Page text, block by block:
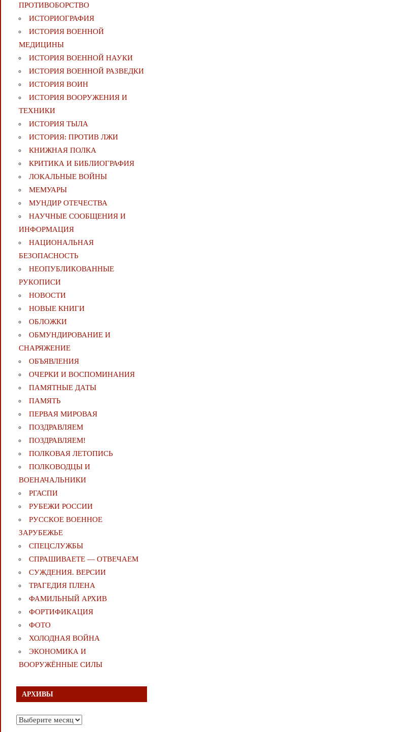
ПРОТИВОБОРСТВО
ИСТОРИОГРАФИЯ
ИСТОРИЯ ВОЕННОЙ
МЕДИЦИНЫ
ИСТОРИЯ ВОЕННОЙ НАУКИ
ИСТОРИЯ ВОЕННОЙ РАЗВЕДКИ
ИСТОРИЯ ВОИН
ИСТОРИЯ ВООРУЖЕНИЯ И
ТЕХНИКИ
ИСТОРИЯ ТЫЛА
ИСТОРИЯ: ПРОТИВ ЛЖИ
КНИЖНАЯ ПОЛКА
КРИТИКА И БИБЛИОГРАФИЯ
ЛОКАЛЬНЫЕ ВОЙНЫ
МЕМУАРЫ
МУНДИР ОТЕЧЕСТВА
НАУЧНЫЕ СООБЩЕНИЯ И
ИНФОРМАЦИЯ
НАЦИОНАЛЬНАЯ
БЕЗОПАСНОСТЬ
НЕОПУБЛИКОВАННЫЕ
РУКОПИСИ
НОВОСТИ
НОВЫЕ КНИГИ
ОБЛОЖКИ
ОБМУНДИРОВАНИЕ И
СНАРЯЖЕНИЕ
ОБЪЯВЛЕНИЯ
ОЧЕРКИ И ВОСПОМИНАНИЯ
ПАМЯТНЫЕ ДАТЫ
ПАМЯТЬ
ПЕРВАЯ МИРОВАЯ
ПОЗДРАВЛЯЕМ
ПОЗДРАВЛЯЕМ!
ПОЛКОВАЯ ЛЕТОПИСЬ
ПОЛКОВОДЦЫ И
ВОЕНАЧАЛЬНИКИ
РГАСПИ
РУБЕЖИ РОССИИ
РУССКОЕ ВОЕННОЕ
ЗАРУБЕЖЬЕ
СПЕЦСЛУЖБЫ
СПРАШИВАЕТЕ — ОТВЕЧАЕМ
СУЖДЕНИЯ. ВЕРСИИ
ТРАГЕДИЯ ПЛЕНА
ФАМИЛЬНЫЙ АРХИВ
ФОРТИФИКАЦИЯ
ФОТО
ХОЛОДНАЯ ВОЙНА
ЭКОНОМИКА И
ВООРУЖЁННЫЕ СИЛЫ
АРХИВЫ
Архивы